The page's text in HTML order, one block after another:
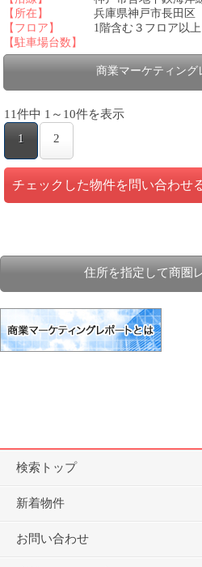
【所在】
兵庫県神戸市長田区
【フロア】
1階含む３フロア以上
【駐車場台数】
商業マーケティング
11件中 1～10件を表示
1
2
住所を指定して商圏
検索トップ
新着物件
お問い合わせ